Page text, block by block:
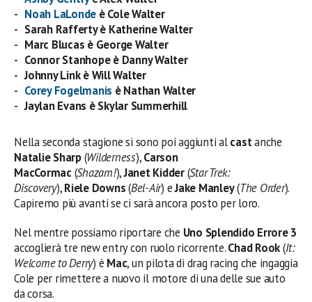
Noah LaLonde è Cole Walter
Sarah Rafferty è Katherine Walter
Marc Blucas è George Walter
Connor Stanhope è Danny Walter
Johnny Link è Will Walter
Corey Fogelmanis è Nathan Walter
Jaylan Evans è Skylar Summerhill
Nella seconda stagione si sono poi aggiunti alcastanche
Natalie Sharp(Wilderness),Carson
MacCormac (Shazam!),Janet Kidder(Star Trek:
Discovery),Riele Downs(Bel-Air) eJake Manley(The Order).
Capiremo più avanti se ci sarà ancora posto per loro.
Nel mentre possiamo riportare che Uno Splendido Errore 3
accoglierà tre new entry con ruolo ricorrente.Chad Rook(It:
Welcome to Derry) è Mac, un pilota di drag racing che ingaggia
Cole per rimettere a nuovo il motore di una delle sue auto
da corsa.